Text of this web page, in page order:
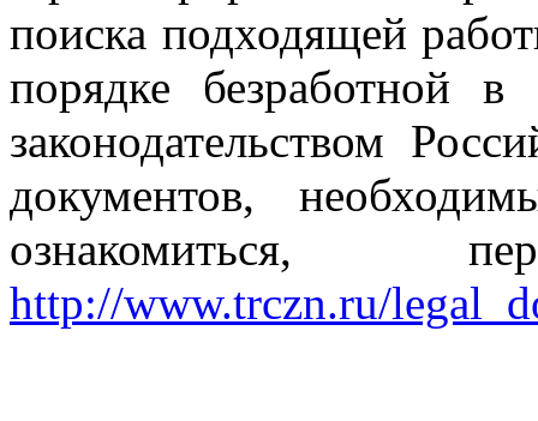
поиска подходящей
порядке безработной
законодательством
документов,
ознакомиться,
http://www.trczn.ru/